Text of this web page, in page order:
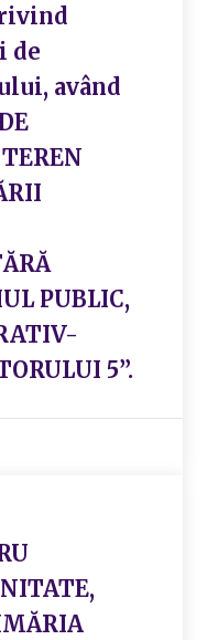
de
având
PUBLIC,
5”.